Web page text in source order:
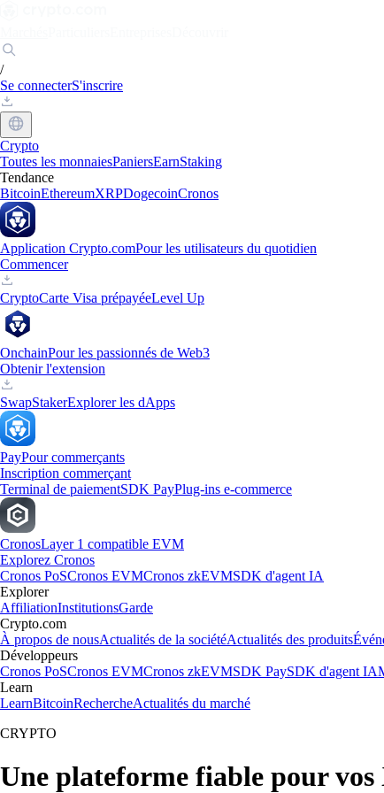
/
Se connecterS'inscrire
Crypto
Toutes les monnaiesPaniersEarnStaking
Tendance
BitcoinEthereumXRPDogecoinCronos
Application Crypto.comPour les utilisateurs du quotidien
Commencer
CryptoCarte Visa prépayéeLevel Up
OnchainPour les passionnés de Web3
Obtenir l'extension
SwapStakerExplorer les dApps
PayPour commerçants
Inscription commerçant
Terminal de paiementSDK PayPlug-ins e-commerce
CronosLayer 1 compatible EVM
Explorez Cronos
Cronos PoSCronos EVMCronos zkEVMSDK d'agent IA
Explorer
AffiliationInstitutionsGarde
Crypto.com
À propos de nousActualités de la sociétéActualités des produits
Développeurs
Cronos PoSCronos EVMCronos zkEVMSDK PaySDK d'agent IA
Learn
LearnBitcoinRechercheActualités du marché
CRYPTO
Une plateforme fiable pour